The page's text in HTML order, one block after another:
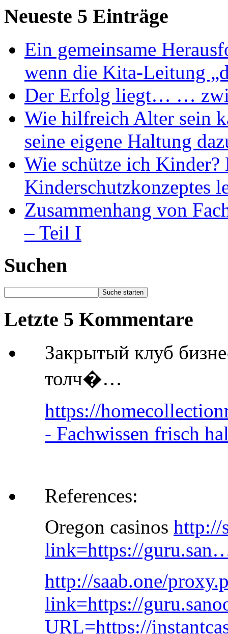
Neueste 5 Einträge
Ein gemeinsame
wenn die Kita-Leitung
Der Erfolg liegt… …
Wie hilfreich Alter sein
seine eigene Haltung
Wie schütze ich Kinder?
Kinderschutzkonzeptes
Zusammenhang von
– Teil I
Suchen
Letzte 5 Kommentare
Закрытый клуб
толч�…
https://
- Fachwissen frisch
References:
Oregon casinos http://
link=https://
http://saab.one/
link=https://
URL=https://